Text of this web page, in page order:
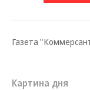
Газета
Картина дня